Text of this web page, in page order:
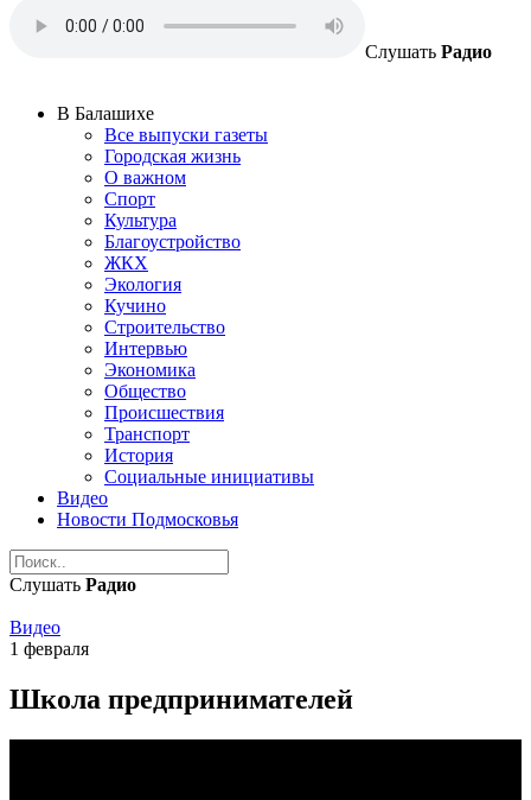
Слушать Радио
В Балашихе
Все выпуски газеты
Городская жизнь
О важном
Спорт
Культура
Благоустройство
ЖКХ
Экология
Кучино
Строительство
Интервью
Экономика
Общество
Происшествия
Транспорт
История
Социальные инициативы
Видео
Новости Подмосковья
Слушать Радио
Видео
1 февраля
Школа предпринимателей